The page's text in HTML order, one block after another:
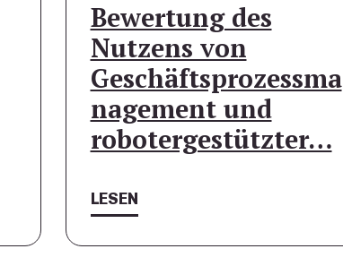
Bewertung des
Nutzens von
Geschäftsprozessma
nagement und
robotergestützter…
LESEN